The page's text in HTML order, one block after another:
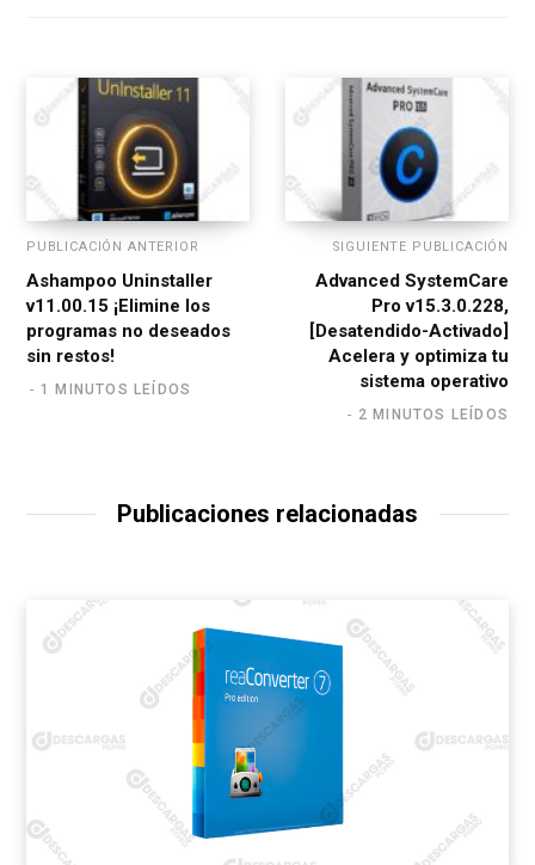
PUBLICACIÓN ANTERIOR
Ashampoo Uninstaller
v11.00.15 ¡Elimine los
programas no deseados
sin restos!
1 MINUTOS LEÍDOS
SIGUIENTE PUBLICACIÓN
Advanced SystemCare
Pro v15.3.0.228,
[Desatendido-Activado]
Acelera y optimiza tu
sistema operativo
2 MINUTOS LEÍDOS
Publicaciones relacionadas